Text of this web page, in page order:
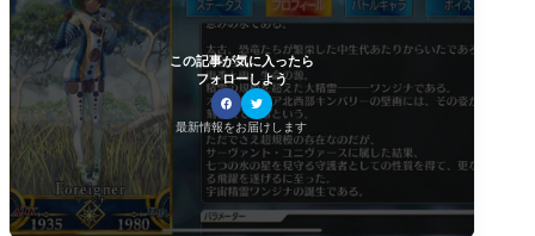
この記事が気に入ったら
フォローしよう
最新情報をお届けします